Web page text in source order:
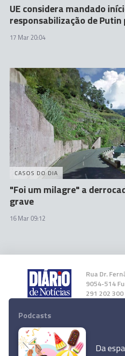
UE considera mandado
responsabilização de
17 Mar 20:04
CASOS DO DIA
"Foi um milagre" a
grave
16 Mar 09:12
Rua Dr.
9054-514
291 202 300
Instale a
Podcasts
Da